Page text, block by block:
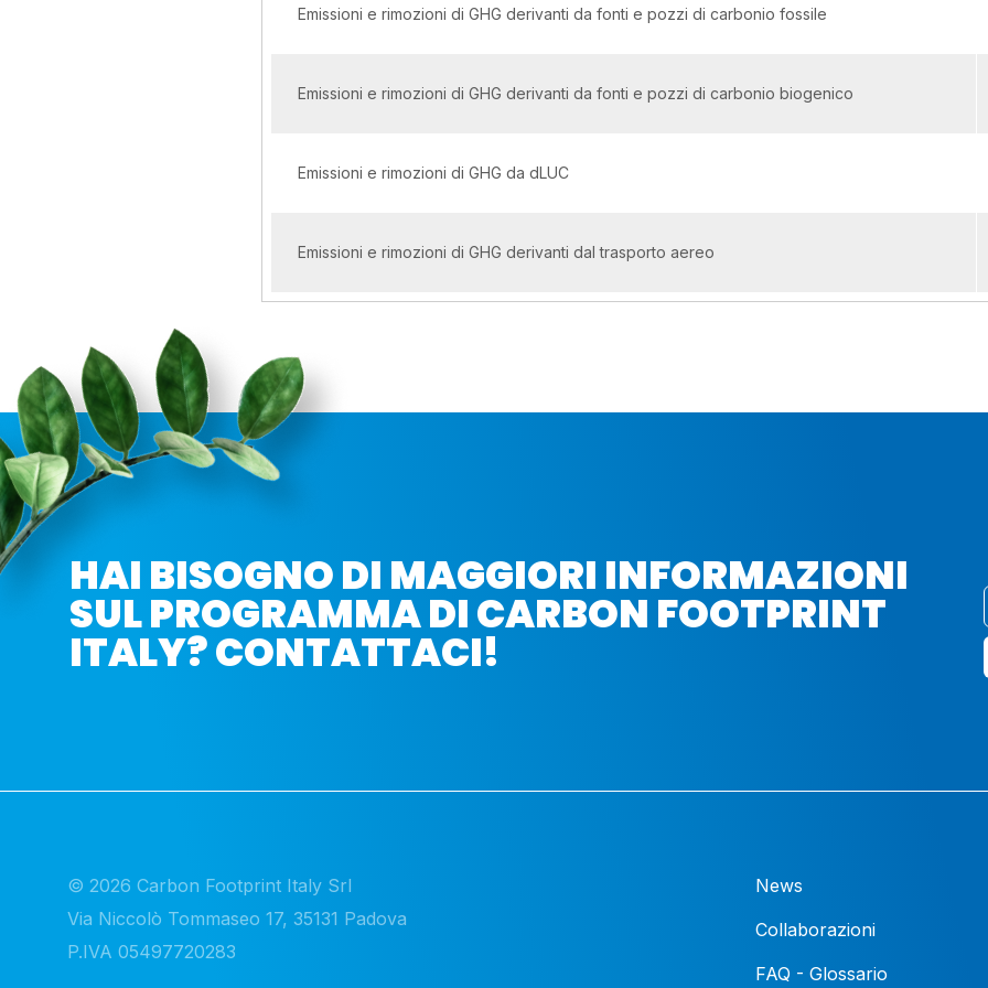
Emissioni e rimozioni di GHG derivanti da fonti e pozzi di carbonio fossile
Emissioni e rimozioni di GHG derivanti da fonti e pozzi di carbonio biogenico
Emissioni e rimozioni di GHG da dLUC
Emissioni e rimozioni di GHG derivanti dal trasporto aereo
HAI BISOGNO DI MAGGIORI INFORMAZIONI
SUL PROGRAMMA DI CARBON FOOTPRINT
ITALY? CONTATTACI!
© 2026 Carbon Footprint Italy Srl
Via Niccolò Tommaseo 17, 35131 Padova
P.IVA 05497720283
News
Collaborazioni
FAQ - Glossario